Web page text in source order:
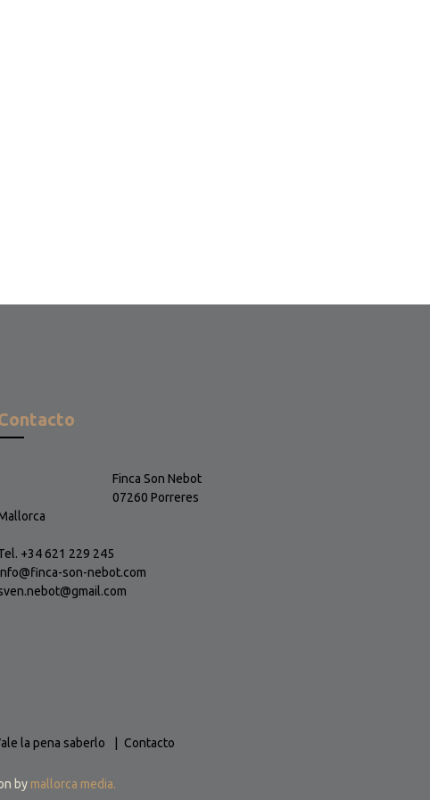
Finca Son Nebot
07260 Porreres
+34 621 229 245
son-nebot.com
la pena saberlo Contacto
by mallorca media.